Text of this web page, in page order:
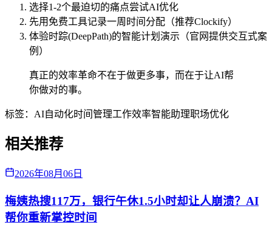
选择1-2个最迫切的痛点尝试AI优化
先用免费工具记录一周时间分配（推荐Clockify）
体验时踪(DeepPath)的智能计划演示（官网提供交互式案
例）
真正的效率革命不在于做更多事，而在于让AI帮
你做对的事。
标签： AI自动化时间管理工作效率智能助理职场优化
相关推荐
2026年08月06日
梅姨热搜117万，银行午休1.5小时却让人崩溃？AI
帮你重新掌控时间